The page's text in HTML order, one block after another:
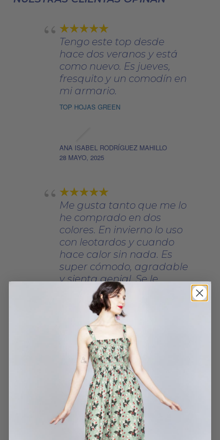
de
producto
Tengo este top desde
hace dos veranos y está
como nuevo. Es jueves,
fresquito y un comodín en
mi armario.
TOP HOJAS GREEN
ANA ISABEL RODRÍGUEZ MAHILLO
28 MAYO, 2025
Me gusta tanto que me lo
he comprado en dos
colores. En invierno lo uso
con leotardos y cuando
hace calor sin nada. Es
super cómodo, agradable
y sienta genial. Se le
puede arreglar el bajo sin
problema.
PANTALÓN HOJAS SUN
ESTEFANÍA DAZA GONZÁLEZ
9 ABRIL, 2026
Descubrí la marca en
2020 porque una amiga